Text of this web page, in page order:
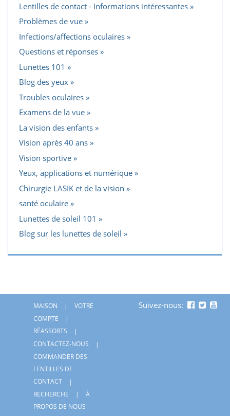
Lentilles de contact - Informations intéressantes
Problèmes de vue
Infections/affections oculaires
Questions et réponses
Lunettes 101
Blog des yeux
Troubles oculaires
Examens de la vue
La vision des enfants
Vision après 40 ans
Vision sportive
Yeux, applications et numérique
Chirurgie LASIK et de la vision
santé oculaire
Lunettes de soleil 101
Blog sur les lunettes de soleil
MAISON
VOTRE
COMPTE
RÉASSORTS
CONTACTEZ-NOUS
COMMANDER DES
LENTILLES DE
CONTACT
RECHERCHE
À
PROPOS DE NOUS
Suivez-nous: